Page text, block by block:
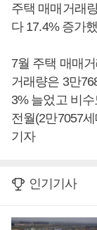
주택 매매거래
다 17.4% 증가
7월 주택 매매
거래량은 3만
3% 늘었고 비
전월(2만7057
기자
인기기사